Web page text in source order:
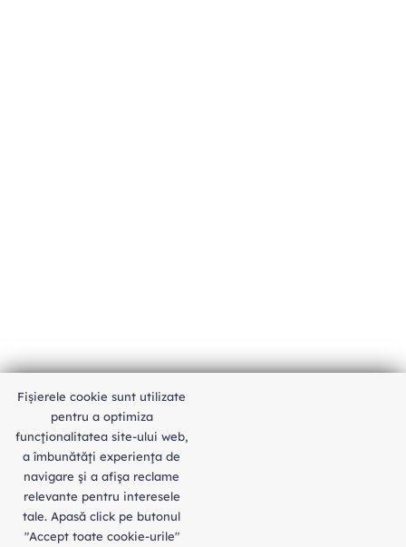
An unexpected error has occurred
Fișierele cookie sunt utilizate
pentru a optimiza
funcţionalitatea site-ului web,
a îmbunătăţi experienţa de
navigare şi a afişa reclame
relevante pentru interesele
tale. Apasă click pe butonul
"Accept toate cookie-urile"